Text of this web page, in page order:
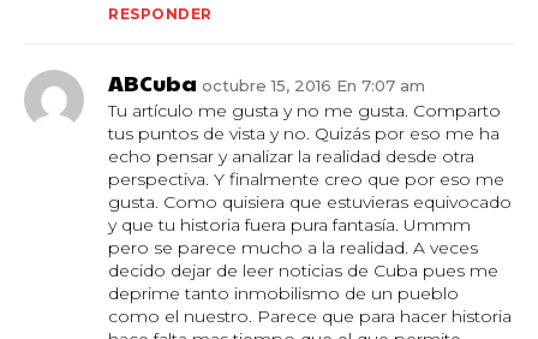
RESPONDER
ABCuba octubre 15, 2016 En 7:07 am
Tu artículo me gusta y no me gusta. Comparto
tus puntos de vista y no. Quizás por eso me ha
echo pensar y analizar la realidad desde otra
perspectiva. Y finalmente creo que por eso me
gusta. Como quisiera que estuvieras equivocado
y que tu historia fuera pura fantasía. Ummm
pero se parece mucho a la realidad. A veces
decido dejar de leer noticias de Cuba pues me
deprime tanto inmobilismo de un pueblo
como el nuestro. Parece que para hacer historia